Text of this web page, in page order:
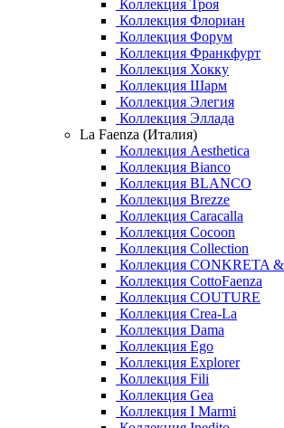
Коллекция Троя
Коллекция Флориан
Коллекция Форум
Коллекция Франкфурт
Коллекция Хокку
Коллекция Шарм
Коллекция Элегия
Коллекция Эллада
La Faenza (Италия)
Коллекция Aesthetica
Коллекция Bianco
Коллекция BLANCO
Коллекция Brezze
Коллекция Caracalla
Коллекция Cocoon
Коллекция Collection
Коллекция CONKRETA
Коллекция CottoFaenza
Коллекция COUTURE
Коллекция Crea-La
Коллекция Dama
Коллекция Ego
Коллекция Explorer
Коллекция Fili
Коллекция Gea
Коллекция I Marmi